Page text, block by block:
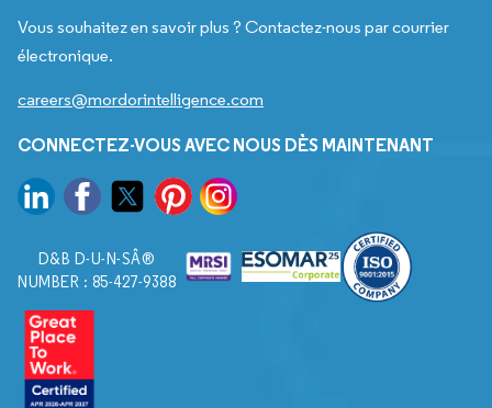
Vous souhaitez en savoir plus ? Contactez-nous par courrier
électronique.
careers@mordorintelligence.com
CONNECTEZ-VOUS AVEC NOUS DÈS MAINTENANT
D&B D-U-N-SÂ®
NUMBER : 85-427-9388